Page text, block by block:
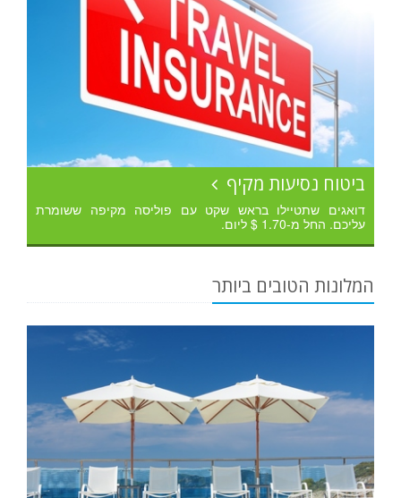
ביטוח נסיעות מקיף
דואגים שתטיילו בראש שקט עם פוליסה מקיפה ששומרת
עליכם. החל מ-1.70 $ ליום.
המלונות הטובים ביותר